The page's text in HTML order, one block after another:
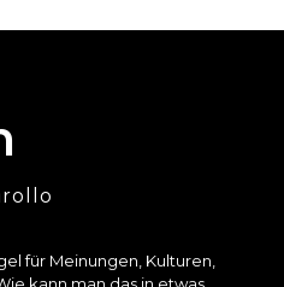
für Meinungen, Kulturen,